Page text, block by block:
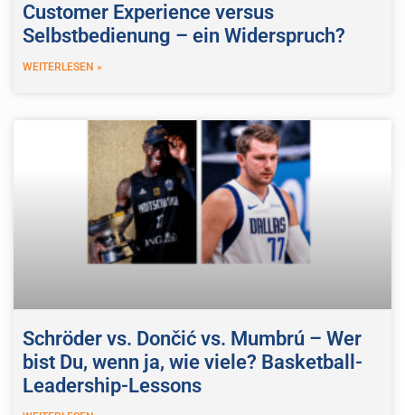
Customer Experience versus
Selbstbedienung – ein Widerspruch?
WEITERLESEN »
Schröder vs. Dončić vs. Mumbrú – Wer
bist Du, wenn ja, wie viele? Basketball-
Leadership-Lessons